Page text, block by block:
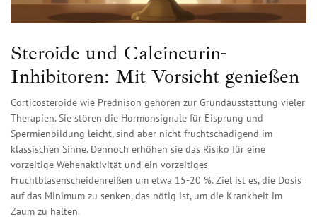
Steroide und Calcineurin-
Inhibitoren: Mit Vorsicht genießen
Corticosteroide wie Prednison gehören zur Grundausstattung vieler
Therapien. Sie stören die Hormonsignale für Eisprung und
Spermienbildung leicht, sind aber nicht fruchtschädigend im
klassischen Sinne. Dennoch erhöhen sie das Risiko für eine
vorzeitige Wehenaktivität und ein vorzeitiges
Fruchtblasenscheidenreißen um etwa 15-20 %. Ziel ist es, die Dosis
auf das Minimum zu senken, das nötig ist, um die Krankheit im
Zaum zu halten.